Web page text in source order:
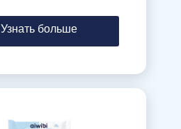
Узнать больше